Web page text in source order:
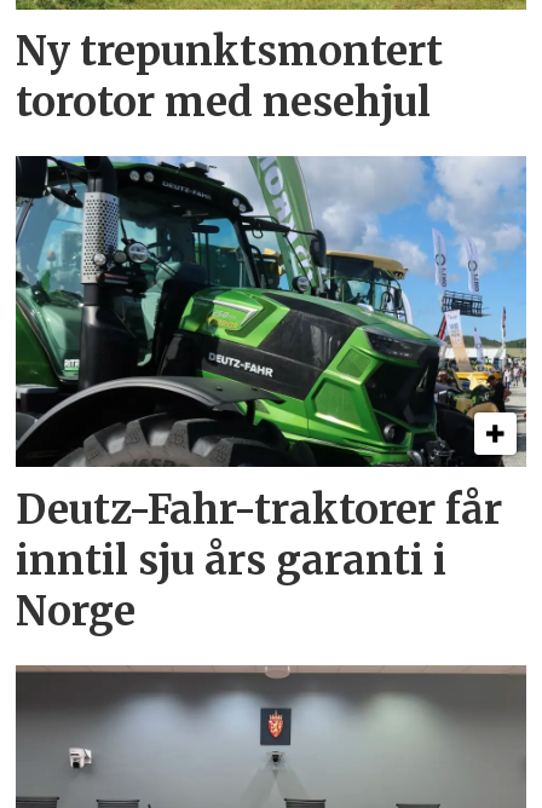
Ny trepunkts­montert
torotor med nesehjul
Deutz-Fahr-traktorer får
inntil sju års garanti i
Norge